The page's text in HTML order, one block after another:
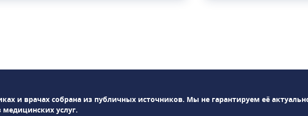
неврология, косметология,
др. Среди используемых в клинике
методов диагностики: УЗИ, рентген,
и врачах собрана из публичных источников. Мы не гарантируем её
услуг.